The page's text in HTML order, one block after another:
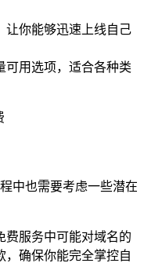
让你能够迅速上线自己
可用选项，适合各种类
中也需要考虑一些潜在
费服务中可能对域名的
，确保你能完全掌控自